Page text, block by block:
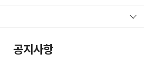
공지사항